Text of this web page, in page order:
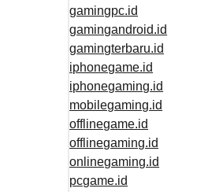
gamingpc.id
gamingandroid.id
gamingterbaru.id
iphonegame.id
iphonegaming.id
mobilegaming.id
offlinegame.id
offlinegaming.id
onlinegaming.id
pcgame.id